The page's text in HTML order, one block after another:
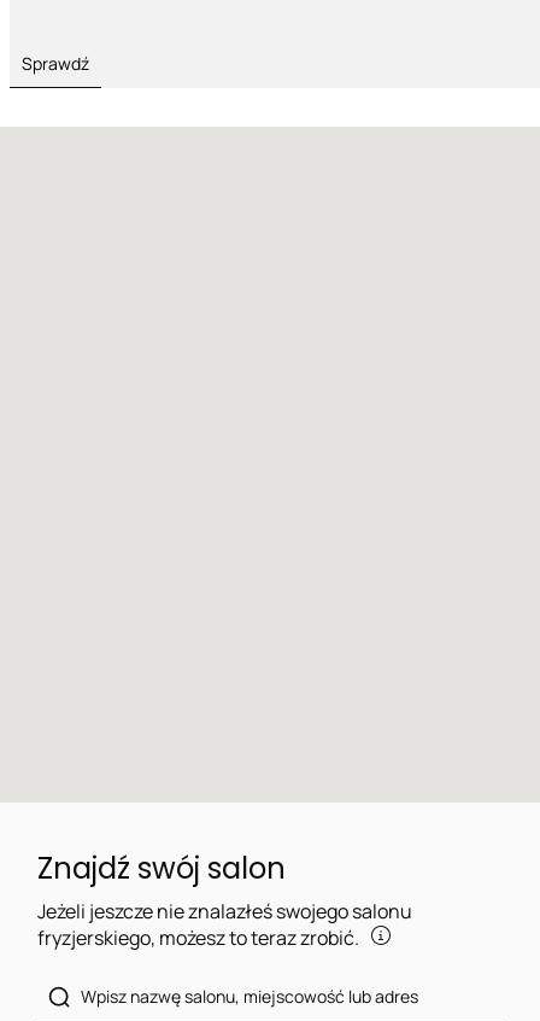
Sprawdź
Znajdź swój salon
Jeżeli jeszcze nie znalazłeś swojego salonu
fryzjerskiego, możesz to teraz zrobić.